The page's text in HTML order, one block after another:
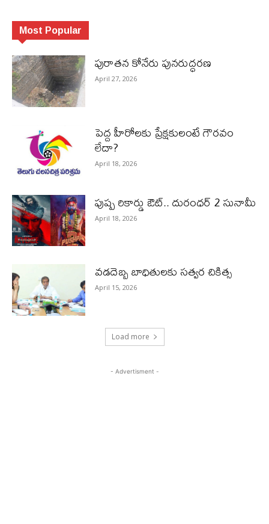
Most Popular
పురాత‌న కోనేరు పున‌రుద్ధ‌ర‌ణ
April 27, 2026
పెద్ద హీరోల‌కు ప్రేక్ష‌కులంటే గౌర‌వం
లేదా?
April 18, 2026
పుష్ప రికార్డు ఔట్‌.. దురంధ‌ర్ 2 సునామీ
April 18, 2026
వడదెబ్బ బాధితులకు సత్వర చికిత్స
April 15, 2026
Load more
- Advertisment -